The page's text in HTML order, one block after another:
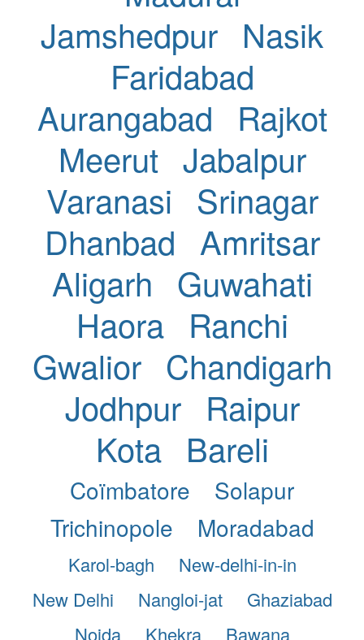
Jamshedpur Nasik
Faridabad
Aurangabad
Rajkot
Meerut Jabalpur
Varanasi Srinagar
Dhanbad Amritsar
Aligarh Guwahati
Haora Ranchi
Gwalior Chandigarh
Jodhpur Raipur
Kota Bareli
Coïmbatore
Solapur
Trichinopole
Moradabad
Karol-bagh
New-delhi-in-in
New Delhi
Nangloi-jat
Ghaziabad
Noida
Khekra Bawana